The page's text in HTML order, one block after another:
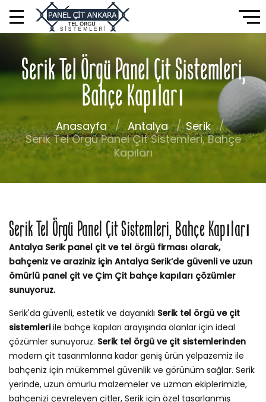
Serik Tel Örgü Panel Çit Sistemleri,
Bahçe Kapıları
Anasayfa Antalya
Serik
Serik Tel Örgü Panel Çit Sistemleri, Bahçe
Kapıları
Serik Tel Örgü Panel Çit Sistemleri, Bahçe Kapıları
Antalya Serik panel çit ve tel örgü firması olarak,
bahçeniz ve araziniz için Antalya Serik’de güvenli ve uzun
ömürlü panel çit ve Çim Çit bahçe kapıları çözümler
sunuyoruz.
Serik'da güvenli, estetik ve dayanıklı Serik tel örgü ve çit
sistemleriile bahçe kapıları arayışında olanlar için ideal
çözümler sunuyoruz. Serik tel örgü ve çit sistemlerinden
modern çit tasarımlarına kadar geniş ürün yelpazemiz ile
bahçeniz için mükemmel güvenlik ve görünüm sağlar. Serik
yerinde, uzun ömürlü malzemeler ve uzman ekiplerimizle,
bahçenizi çevreleyen çitler, Serik için özel tasarlanmış